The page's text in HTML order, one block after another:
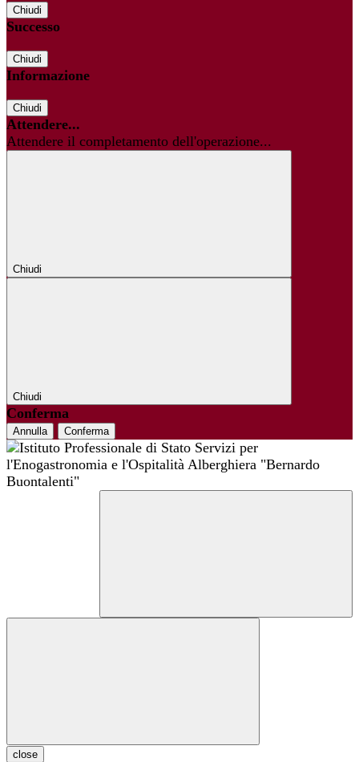
Chiudi
Successo
Chiudi
Informazione
Chiudi
Attendere...
Attendere il completamento dell'operazione...
Chiudi
Chiudi
Conferma
Annulla Conferma
close